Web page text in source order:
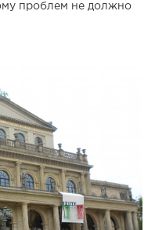
проблем не должно